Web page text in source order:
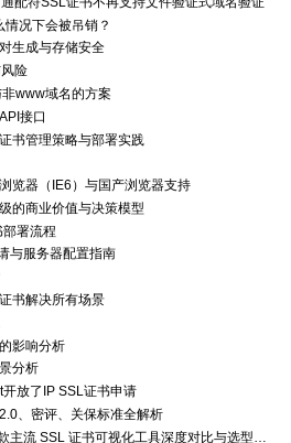
况下会被吊销？
生成与存储安全
险
www域名的方案
接口
书管理策略与部署实践
览器（IE6）与国产浏览器支持
的商业价值与决策模型
署流程
与服务器配置指南
书解决所有场景
影响分析
分析
放了IP SSL证书申请
、密评、关保标准全解析